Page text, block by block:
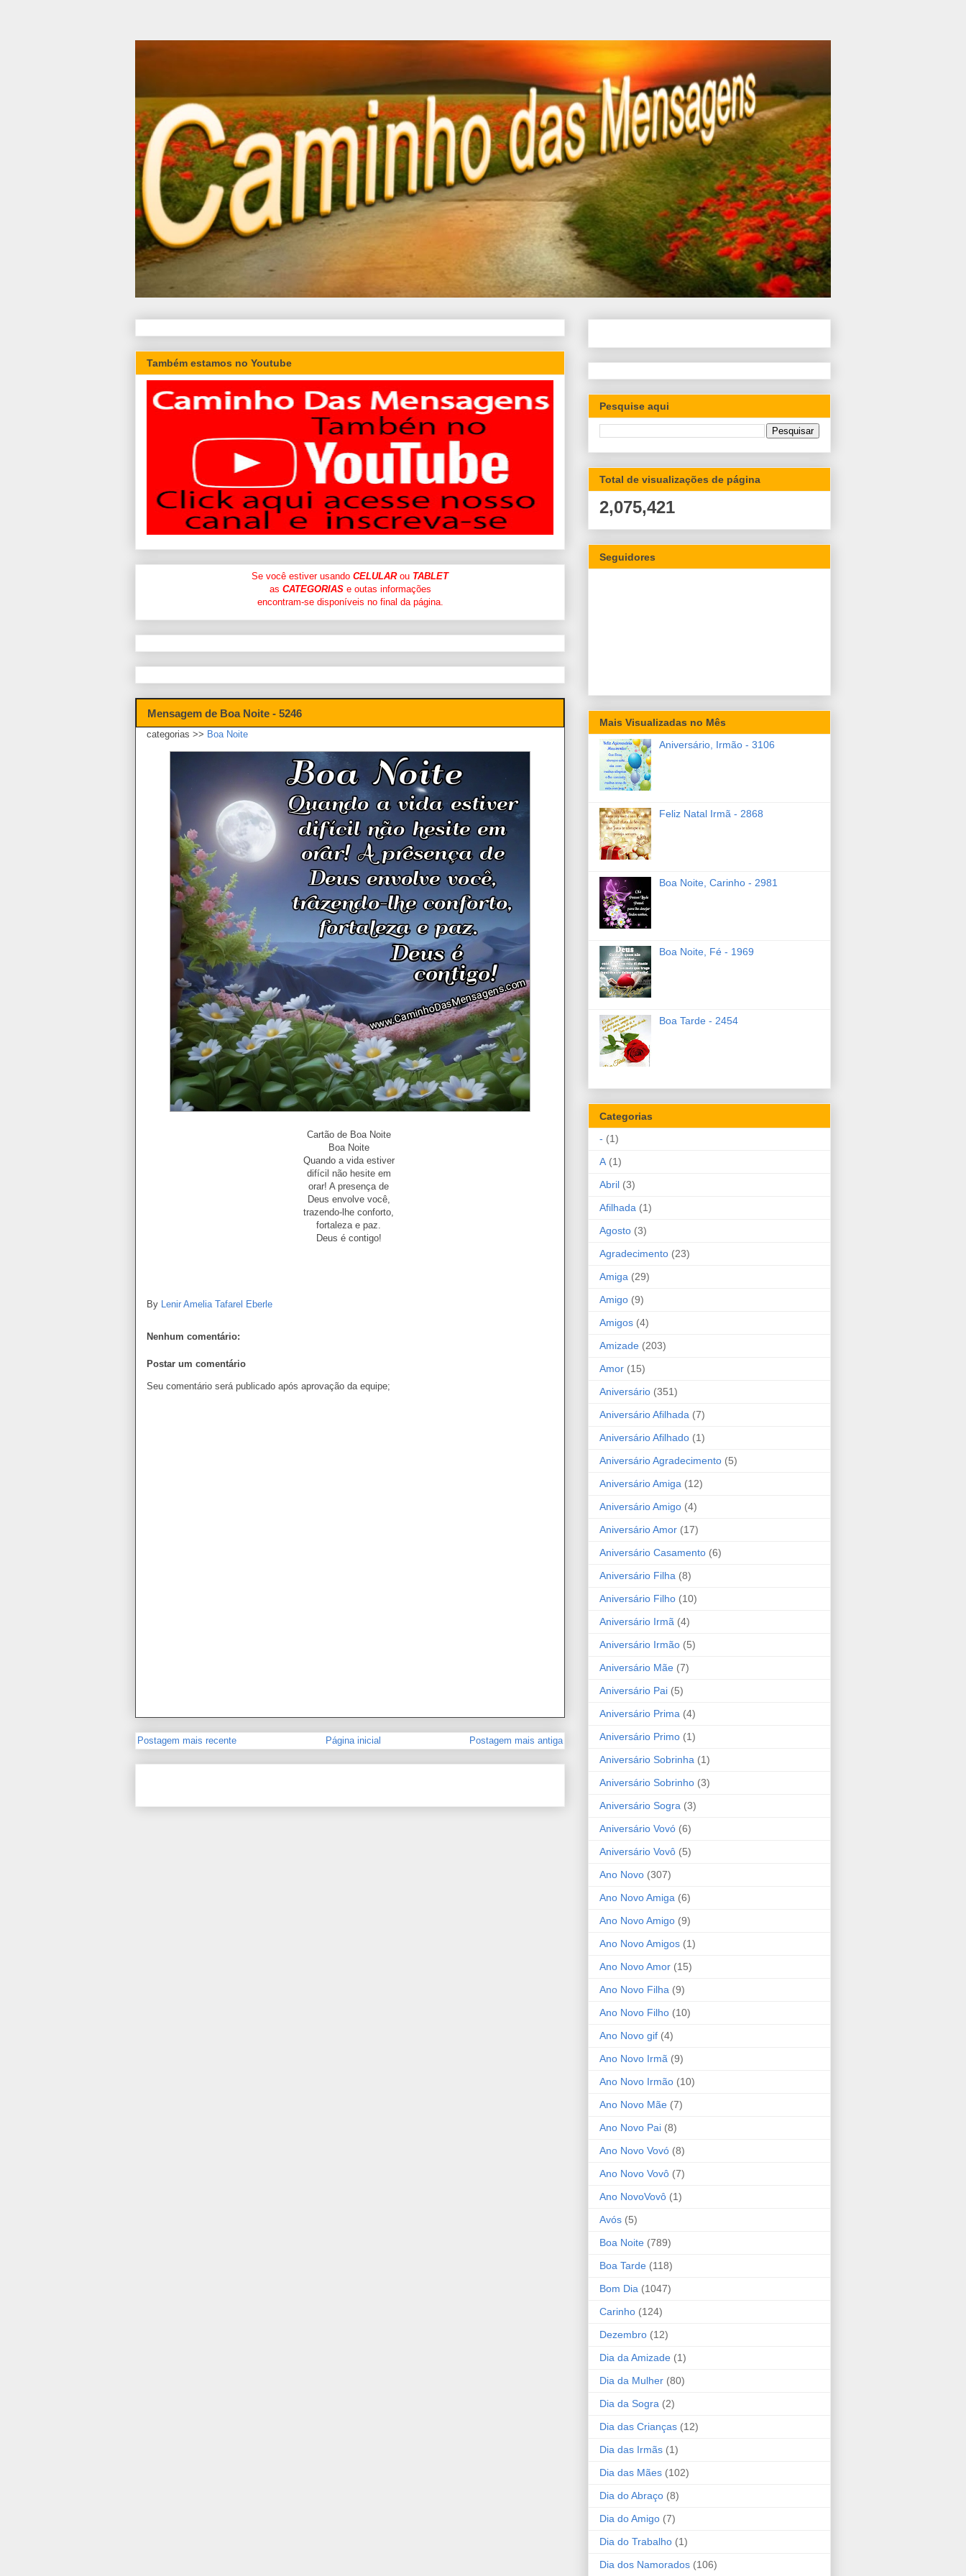
Também estamos no Youtube
Se você estiver usando CELULARou TABLET
as CATEGORIASe outas informações
encontram-se disponíveis no final da página.
Mensagem de Boa Noite - 5246
categorias >> Boa Noite
Cartão de Boa Noite
Boa Noite
Quando a vida estiver
difícil não hesite em
orar! A presença de
Deus envolve você,
trazendo-lhe conforto,
fortaleza e paz.
Deus é contigo!
By Lenir Amelia Tafarel Eberle
Nenhum comentário:
Postar um comentário
Seu comentário será publicado após aprovação da equipe;
Postagem mais recente Postagem mais antiga
Página inicial
Pesquise aqui
Total de visualizações de página
2,075,421
Seguidores
Mais Visualizadas no Mês
Aniversário, Irmão - 3106
Feliz Natal Irmã - 2868
Boa Noite, Carinho - 2981
Boa Noite, Fé - 1969
Boa Tarde - 2454
Categorias
- (1)
A (1)
Abril (3)
Afilhada (1)
Agosto (3)
Agradecimento (23)
Amiga (29)
Amigo (9)
Amigos (4)
Amizade (203)
Amor (15)
Aniversário (351)
Aniversário Afilhada (7)
Aniversário Afilhado (1)
Aniversário Agradecimento (5)
Aniversário Amiga (12)
Aniversário Amigo (4)
Aniversário Amor (17)
Aniversário Casamento (6)
Aniversário Filha (8)
Aniversário Filho (10)
Aniversário Irmã (4)
Aniversário Irmão (5)
Aniversário Mãe (7)
Aniversário Pai (5)
Aniversário Prima (4)
Aniversário Primo (1)
Aniversário Sobrinha (1)
Aniversário Sobrinho (3)
Aniversário Sogra (3)
Aniversário Vovó (6)
Aniversário Vovô (5)
Ano Novo (307)
Ano Novo Amiga (6)
Ano Novo Amigo (9)
Ano Novo Amigos (1)
Ano Novo Amor (15)
Ano Novo Filha (9)
Ano Novo Filho (10)
Ano Novo gif (4)
Ano Novo Irmã (9)
Ano Novo Irmão (10)
Ano Novo Mãe (7)
Ano Novo Pai (8)
Ano Novo Vovó (8)
Ano Novo Vovô (7)
Ano NovoVovô (1)
Avós (5)
Boa Noite (789)
Boa Tarde (118)
Bom Dia (1047)
Carinho (124)
Dezembro (12)
Dia da Amizade (1)
Dia da Mulher (80)
Dia da Sogra (2)
Dia das Crianças (12)
Dia das Irmãs (1)
Dia das Mães (102)
Dia do Abraço (8)
Dia do Amigo (7)
Dia do Trabalho (1)
Dia dos Namorados (106)